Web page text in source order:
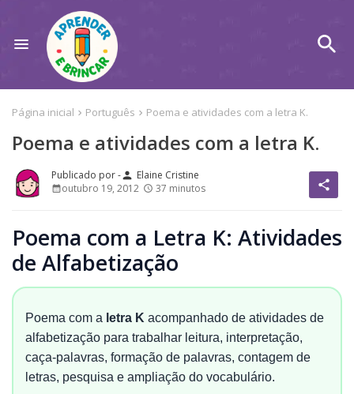
Página inicial Português Poema e atividades com a letra K.
Poema e atividades com a letra K.
person Elaine Cristine
outubro 19, 2012
37 minutos share
Poema com a Letra K: Atividades
de Alfabetização
Poema com a letra K acompanhado de atividades de
alfabetização para trabalhar leitura, interpretação,
caça-palavras, formação de palavras, contagem de
letras, pesquisa e ampliação do vocabulário.